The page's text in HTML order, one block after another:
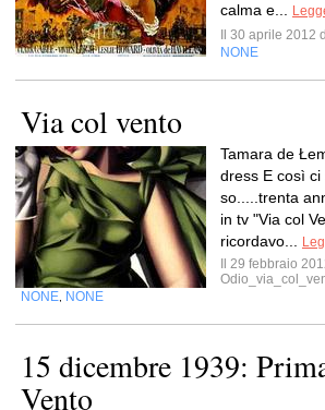
calma e...
Il 30 aprile 2012
NONE
Via col vento
Tamara de
dress E così
so.....trenta
in tv "Via col
ricordavo...
Il 29 febbraio
NONE NONE
15 dicembre 1939:
Vento